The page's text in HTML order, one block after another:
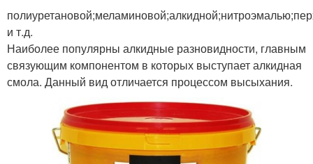
и т.д.
Наиболее популярны алкидные разновидности, главным
связующим компонентом в которых выступает алкидная
смола. Данный вид отличается процессом высыхания.